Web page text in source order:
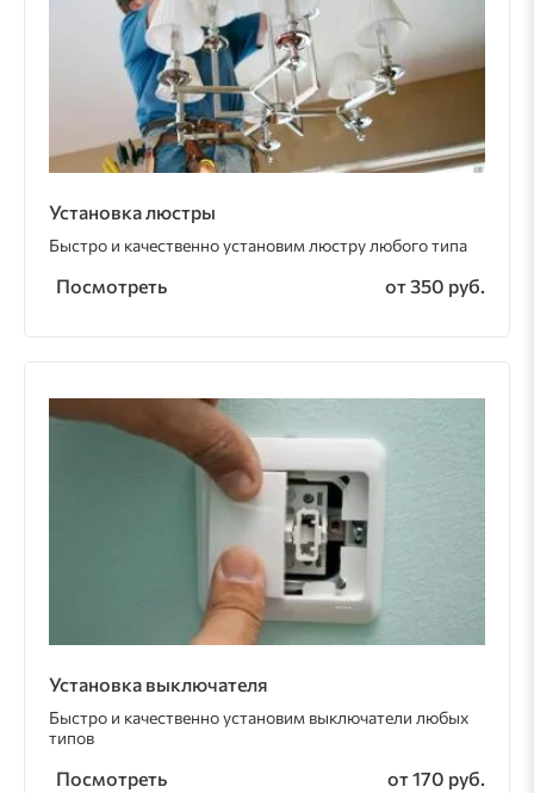
Установка люстры
Быстро и качественно установим люстру любого типа
Посмотреть от 350 руб.
Установка выключателя
Быстро и качественно установим выключатели любых
типов
Посмотреть от 170 руб.